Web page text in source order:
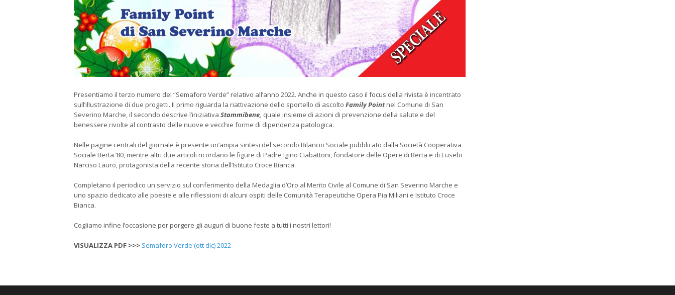
Presentiamo il terzo numero del “Semaforo Verde” relativo all’anno 2022. Anche in questo caso il focus della rivista è incentrato
sull’illustrazione di due progetti. Il primo riguarda la riattivazione dello sportello di ascolto Family Pointnel Comune di San
Severino Marche, il secondo descrive l’iniziativa Stammibene, quale insieme di azioni di prevenzione della salute e del
benessere rivolte al contrasto delle nuove e vecchie forme di dipendenza patologica.
Nelle pagine centrali del giornale è presente un’ampia sintesi del secondo Bilancio Sociale pubblicato dalla Società Cooperativa
Sociale Berta ‘80, mentre altri due articoli ricordano le figure di Padre Igino Ciabattoni, fondatore delle Opere di Berta e di Eusebi
Narciso Lauro, protagonista della recente storia dell’Istituto Croce Bianca.
Completano il periodico un servizio sul conferimento della Medaglia d’Oro al Merito Civile al Comune di San Severino Marche e
uno spazio dedicato alle poesie e alle riflessioni di alcuni ospiti delle Comunità Terapeutiche Opera Pia Miliani e Istituto Croce
Bianca.
Cogliamo infine l’occasione per porgere gli auguri di buone feste a tutti i nostri lettori!
VISUALIZZA PDF >>> Semaforo Verde (ott dic) 2022